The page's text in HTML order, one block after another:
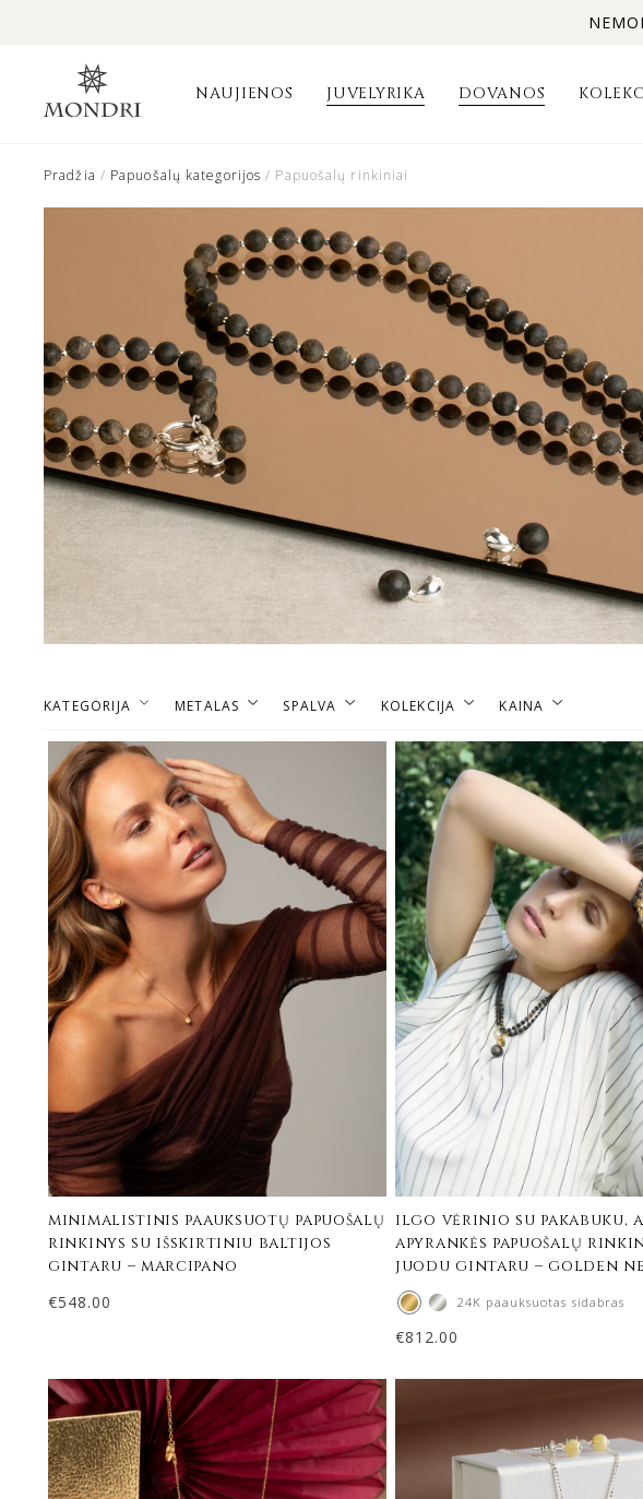
NAUJIENOS JUVELYRIKA DOVANOS
Pradžia / Papuošalų kategorijos / Papuošalų rinkiniai
KATEGORIJA METALAS SPALVA KOLEKCIJA KAINA
minimalistinis paauksuotų papuošalų
rinkinys su išskirtiniu baltijos
gintaru – marcipano
€548.00
ilgo vėrinio su pakabuku,
apyrankės papuošalų
juodu gintaru – golden
24K paauksuotas sidabras
€812.00